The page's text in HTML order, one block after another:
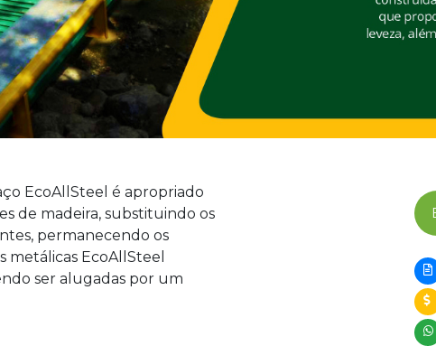
EcoAllSteel é apropriado
de madeira, substituindo os
permanecendo os
metálicas EcoAllSteel
ser alugadas por um